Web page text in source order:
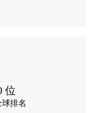
位
球排名